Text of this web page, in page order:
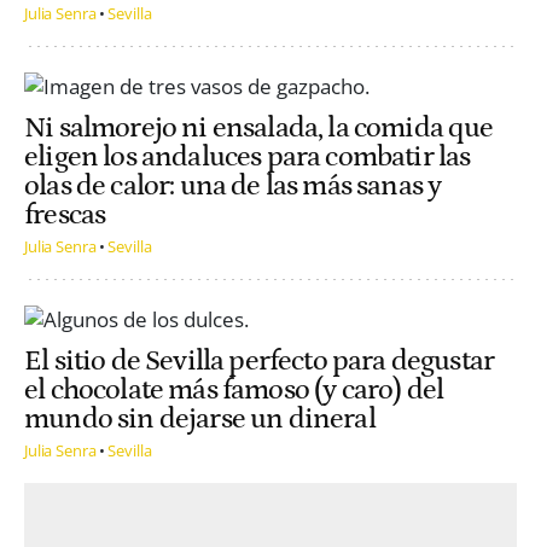
Julia Senra Sevilla
Ni salmorejo ni ensalada, la comida que
eligen los andaluces para combatir las
olas de calor: una de las más sanas y
frescas
Julia Senra Sevilla
El sitio de Sevilla perfecto para degustar
el chocolate más famoso (y caro) del
mundo sin dejarse un dineral
Julia Senra Sevilla